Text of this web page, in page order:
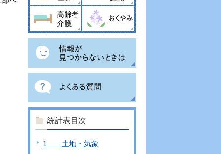
統計表目次
1 土地・気象